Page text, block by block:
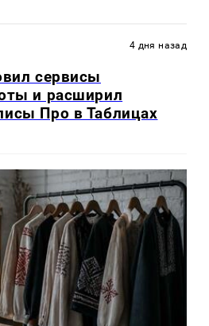
4 дня назад
сервисы
и расширил
Про в Таблицах